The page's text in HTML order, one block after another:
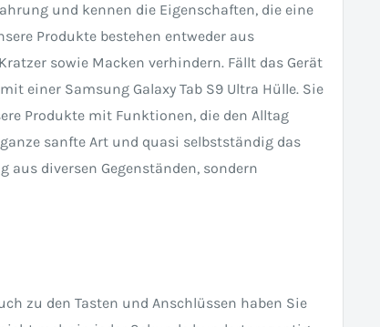
und kennen die Eigenschaften, die eine
Produkte bestehen entweder aus
sowie Macken verhindern. Fällt das Gerät
einer Samsung Galaxy Tab S9 Ultra Hülle. Sie
Produkte mit Funktionen, die den Alltag
sanfte Art und quasi selbstständig das
aus diversen Gegenständen, sondern
zu den Tasten und Anschlüssen haben Sie